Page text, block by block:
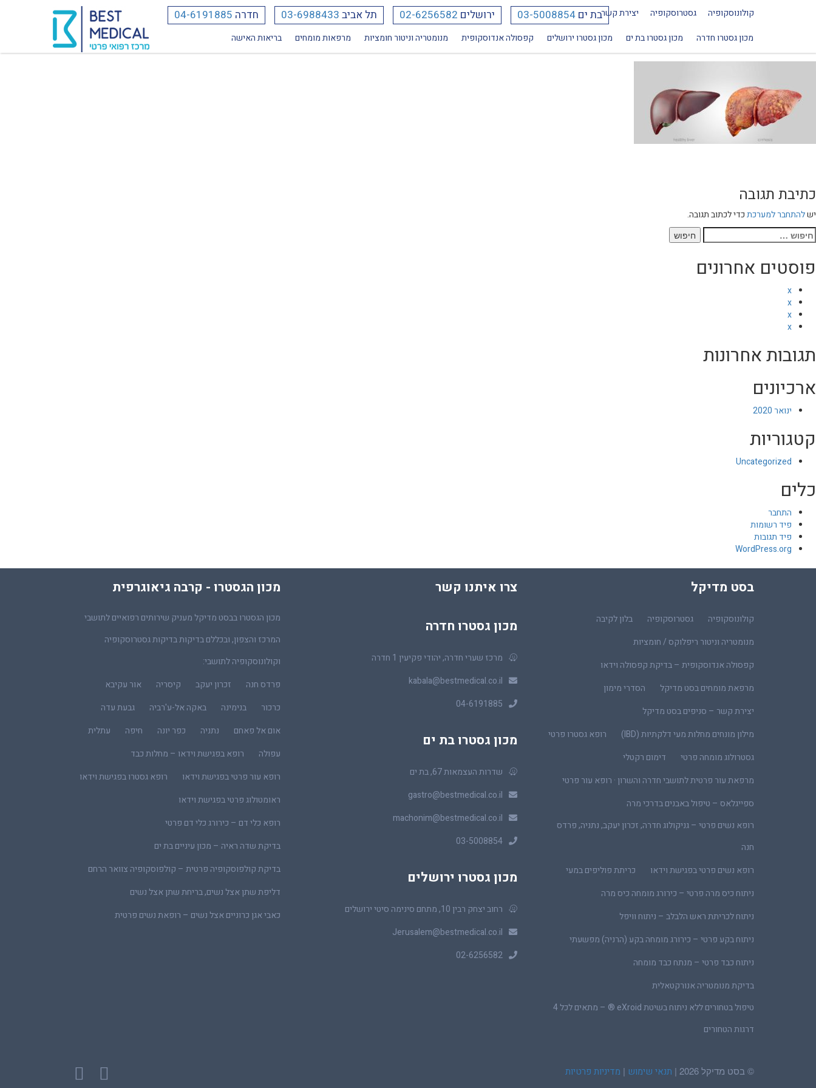
קולונוסקופיה גסטרוסקופיה יצירת קשר חדרה 04-6191885 תל אביב 03-6988433 ירושלים 02-6256582 בת ים 03-5008854
מכון גסטרו חדרה מכון גסטרו בת ים מכון גסטרו ירושלים קפסולה אנדוסקופית מנומטריה וניטור חומציות מרפאות מומחים בריאות האישה healthyLiver
כתיבת תגובה
ישלהתחבר למערכתכדי לכתוב תגובה.
חיפוש:
פוסטים אחרונים
x
x
x
x
תגובות אחרונות
ארכיונים
ינואר 2020
קטגוריות
Uncategorized
כלים
התחבר
פיד רשומות
פיד תגובות
WordPress.org
מכון הגסטרו - קרבה גיאוגרפית
מכון הגסטרו בבסט מדיקל מעניק שירותים רפואיים לתושבי
המרכז והצפון, ובכללם בדיקות בדיקות גסטרוסקופיה
וקולונוסקופיה לתושבי:
פרדס חנה
זכרון יעקב קיסריה
אור עקיבא
כרכור
בנימינה באקה אל-ע'רביה
גבעת עדה
אום אל פאחם
נתניה כפר יונה חיפה
עתלית
עפולה
רופא בפגישת וידאו – מחלות כבד
רופא עור פרטי בפגישת וידאו
רופא גסטרו בפגישת וידאו
ראומטולוג פרטי בפגישת וידאו
רופא כלי דם – כירורג כלי דם פרטי
בדיקת שדה ראיה – מכון עיניים בת ים
בדיקת קולפוסקופיה פרטית – קולפוסקופיה צוואר הרחם
דליפת שתן אצל נשים, בריחת שתן אצל נשים
כאבי אגן כרוניים אצל נשים – רופאת נשים פרטית
צרו איתנו קשר
מכון גסטרו חדרה
מרכז שערי חדרה, יהודי פקיעין 1 חדרה
kabala@bestmedical.co.il
04-6191885
מכון גסטרו בת ים
שדרות העצמאות 67, בת ים
gastro@bestmedical.co.il
machonim@bestmedical.co.il
03-5008854
מכון גסטרו ירושלים
רחוב יצחק רבין 10, מתחם סינימה סיטי ירושלים
Jerusalem@bestmedical.co.il
02-6256582
בסט מדיקל
קולונוסקופיה גסטרוסקופיה
בלון לקיבה
מנומטריה וניטור ריפלוקס / חומציות
קפסולה אנדוסקופית – בדיקת קפסולה וידאו
מרפאת מומחים בסט מדיקל
הסדרי מימון
יצירת קשר – סניפים בסט מדיקל
מילון מונחים מחלות מעי דלקתיות (IBD)
רופא גסטרו פרטי
גסטרולוג מומחה פרטי
דימום רקטלי
מרפאת עור פרטית לתושבי חדרה והשרון · רופא עור פרטי
ספייגלאס – טיפול באבנים בדרכי מרה
רופא נשים פרטי – גניקולוג חדרה, זכרון יעקב, נתניה, פרדס
חנה
רופא נשים פרטי בפגישת וידאו
כריתת פוליפים במעי
ניתוח כיס מרה פרטי – כירורג מומחה כיס מרה
ניתוח לכריתת ראש הלבלב – ניתוח וויפל
ניתוח בקע פרטי – כירורג מומחה בקע (הרניה) מפשעתי
ניתוח כבד פרטי – מנתח כבד מומחה
בדיקת מנומטריה אנורקטאלית
טיפול בטחורים ללא ניתוח בשיטת eXroid ® – מתאים לכל 4
דרגות הטחורים
© בסט מדיקל 2026 | תנאי שימוש | מדיניות פרטיות